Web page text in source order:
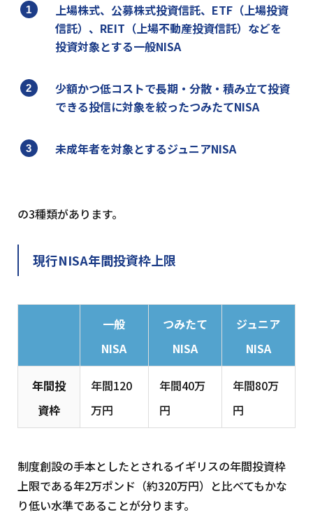
上場株式、公募株式投資信託、ETF（上場投資
信託）、REIT（上場不動産投資信託）などを
投資対象とする一般NISA
少額かつ低コストで長期・分散・積み立て投資
できる投信に対象を絞ったつみたてNISA
未成年者を対象とするジュニアNISA
の3種類があります。
現行NISA年間投資枠上限
一般
NISA
つみたて
NISA
ジュニア
NISA
年間投
資枠
年間120
万円
年間40万
円
年間80万
円
制度創設の手本としたとされるイギリスの年間投資枠
上限である年2万ポンド（約320万円）と比べてもかな
り低い水準であることが分ります。